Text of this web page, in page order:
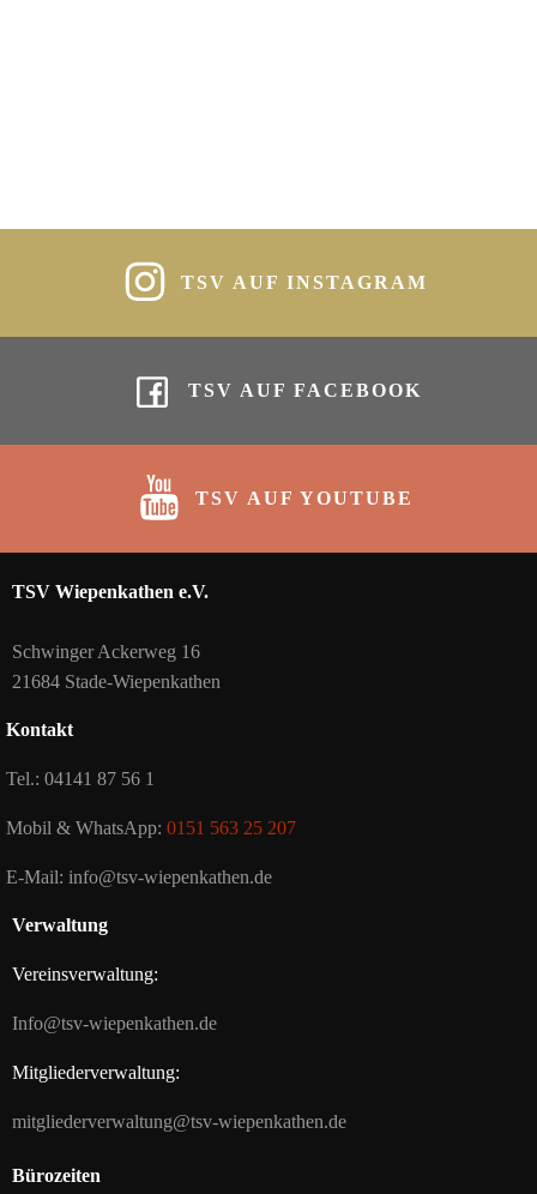
TSV AUF INSTAGRAM
TSV AUF FACEBOOK
TSV AUF YOUTUBE
TSV Wiepenkathen e.V.
Schwinger Ackerweg 16
21684 Stade-Wiepenkathen
Kontakt
Tel.: 04141 87 56 1
Mobil & WhatsApp: 0151 563 25 207
E-Mail: info@tsv-wiepenkathen.de
Bürozeiten
Verwaltung
Vereinsverwaltung:
Info@tsv-wiepenkathen.de
Mitgliederverwaltung:
mitgliederverwaltung@tsv-wiepenkathen.de